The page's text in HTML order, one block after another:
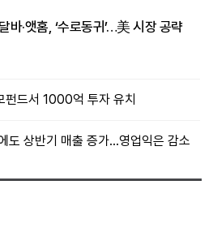
바·앳홈, ‘수로동귀’…美 시장 공략
펀드서 1000억 투자 유치
도 상반기 매출 증가…영업익은 감소